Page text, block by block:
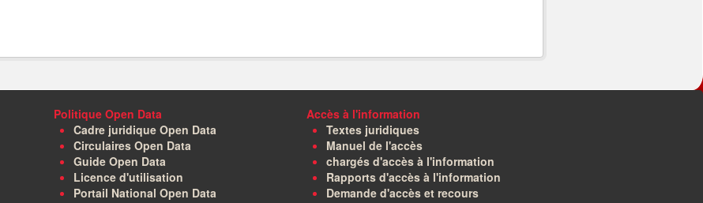
Politique Open Data
Cadre juridique Open Data
Circulaires Open Data
Guide Open Data
Licence d'utilisation
Portail National Open Data
Accès à l'information
Textes juridiques
Manuel de l'accès
chargés d'accès à l'information
Rapports d'accès à l'information
Demande d'accès et recours